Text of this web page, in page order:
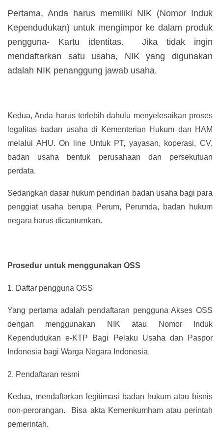
Pertama, Anda harus memiliki NIK (Nomor Induk
Kependudukan) untuk mengimpor ke dalam produk
pengguna- Kartu identitas. Jika tidak ingin
mendaftarkan satu usaha, NIK yang digunakan
adalah NIK penanggung jawab usaha.
Kedua, Anda harus terlebih dahulu menyelesaikan proses
legalitas badan usaha di Kementerian Hukum dan HAM
melalui AHU. On line Untuk PT, yayasan, koperasi, CV,
badan usaha bentuk perusahaan dan persekutuan
perdata.
Sedangkan dasar hukum pendirian badan usaha bagi para
penggiat usaha berupa Perum, Perumda, badan hukum
negara harus dicantumkan.
Prosedur untuk menggunakan OSS
1. Daftar pengguna OSS
Yang pertama adalah pendaftaran pengguna Akses OSS
dengan menggunakan NIK atau Nomor Induk
Kependudukan e-KTP Bagi Pelaku Usaha dan Paspor
Indonesia bagi Warga Negara Indonesia.
2. Pendaftaran resmi
Kedua, mendaftarkan legitimasi badan hukum atau bisnis
non-perorangan. Bisa akta Kemenkumham atau perintah
pemerintah.